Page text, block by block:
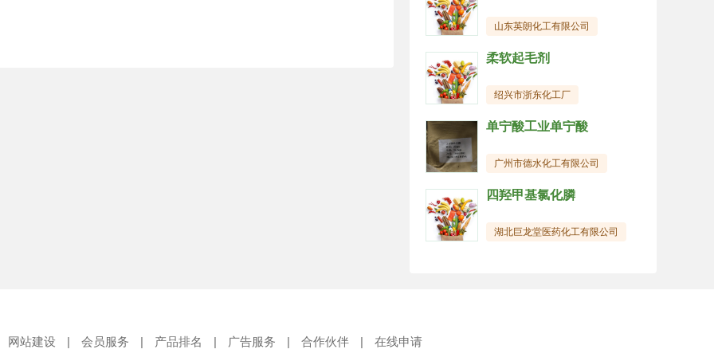
山东英朗化工有限公司
柔软起毛剂
绍兴市浙东化工厂
单宁酸工业单宁酸
广州市德水化工有限公司
四羟甲基氯化膦
湖北巨龙堂医药化工有限公司
网站建设 | 会员服务 | 产品排名 | 广告服务 | 合作伙伴 | 在线申请